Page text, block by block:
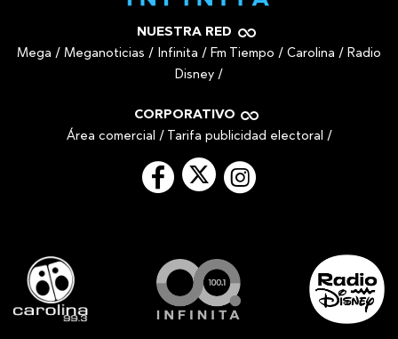
NUESTRA RED
Mega / Meganoticias / Infinita / Fm Tiempo / Carolina / Radio
Disney /
CORPORATIVO
Área comercial / Tarifa publicidad electoral /